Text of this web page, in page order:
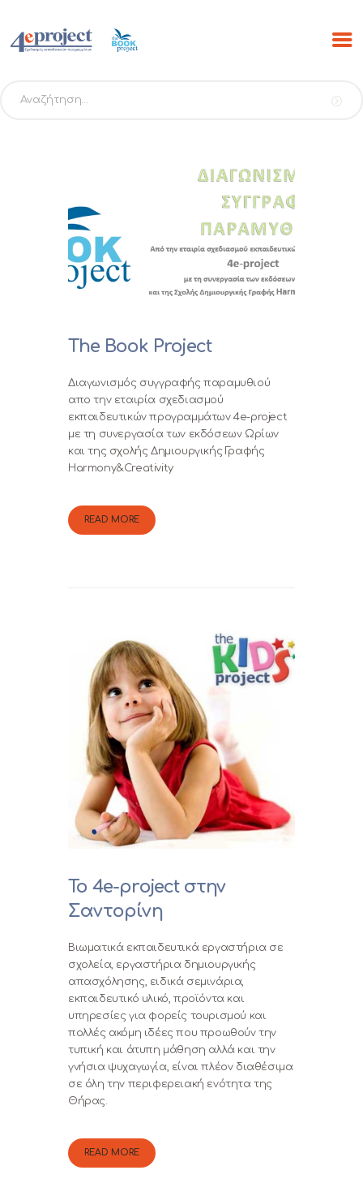
ΑΡΧΙΚΗ
ΕΚΔΟΣΕΙΣ THE BOOK
PROJECT
SCRIBO
ESHOP
ΕΠΙΚΟΙΝΩΝΙΑ
0,00 €
The Book Project
Διαγωνισμός συγγραφής παραμυθιού
απο την εταιρία σχεδιασμού
εκπαιδευτικών προγραμμάτων 4e-project
με τη συνεργασία των εκδόσεων Ωρίων
και της σχολής Δημιουργικής Γραφής
Harmony&Creativity
READ MORE
Το 4e-project στην
Σαντορίνη
Βιωματικά εκπαιδευτικά εργαστήρια σε
σχολεία, εργαστήρια δημιουργικής
απασχόλησης, ειδικά σεμινάρια,
εκπαιδευτικό υλικό, προϊόντα και
υπηρεσίες για φορείς τουρισμού και
πολλές ακόμη ιδέες που προωθούν την
τυπική και άτυπη μάθηση αλλά και την
γνήσια ψυχαγωγία, είναι πλέον διαθέσιμα
σε όλη την περιφερειακή ενότητα της
Θήρας.
READ MORE